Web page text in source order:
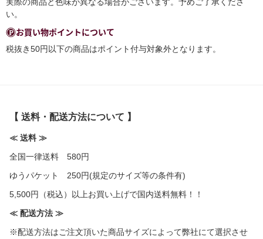
い。
お買い物ポイントについて
税抜き50円以下の商品はポイント付与対象外となります。
【 送料・配送方法について 】
≪ 送料 ≫
全国一律送料 580円
ゆうパケット 250円(規定のサイズ等の条件有)
5,500円（税込）以上お買い上げで国内送料無料！！
≪ 配送方法 ≫
※配送方法はご注文頂いた商品サイズによって弊社にて選択させ